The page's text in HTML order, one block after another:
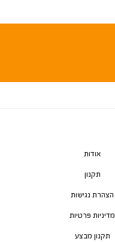
אודות
תקנון
הצהרת נגישות
מדיניות פרטיות
תקנון מבצע